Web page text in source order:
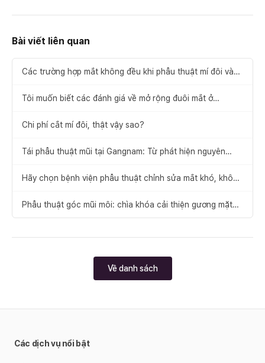
Bài viết liên quan
Các trường hợp mắt không đều khi phẫu thuật mí đôi và
Tôi muốn biết các đánh giá về mở rộng đuôi mắt ở
Chi phí cắt mí đôi, thật vậy sao?
Tái phẫu thuật mũi tại Gangnam: Từ phát hiện nguyên
Hãy chọn bệnh viện phẫu thuật chỉnh sửa mắt khó, không
Phẫu thuật góc mũi môi: chìa khóa cải thiện gương mặt
cân đối
Về danh sách
Các dịch vụ nổi bật